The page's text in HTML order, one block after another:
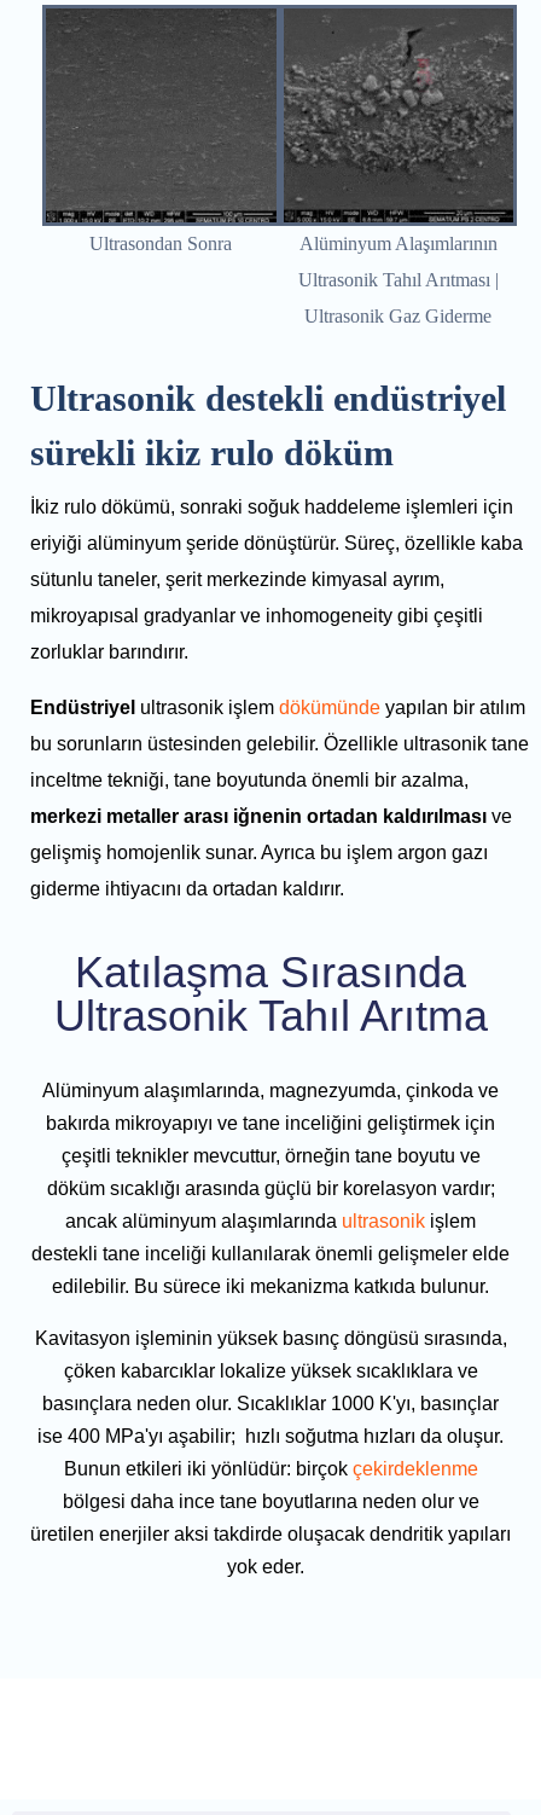
Katılaşma Sırasında
Ultrasonik Tahıl Arıtma
Alüminyum alaşımlarında, magnezyumda, çinkoda ve
bakırda mikroyapıyı ve tane inceliğini geliştirmek için
çeşitli teknikler mevcuttur, örneğin tane boyutu ve
döküm sıcaklığı arasında güçlü bir korelasyon vardır;
ancak alüminyum alaşımlarında ultrasonik işlem
destekli tane inceliği kullanılarak önemli gelişmeler elde
edilebilir. Bu sürece iki mekanizma katkıda bulunur.
Kavitasyon işleminin yüksek basınç döngüsü sırasında,
çöken kabarcıklar lokalize yüksek sıcaklıklara ve
basınçlara neden olur. Sıcaklıklar 1000 K'yı, basınçlar
ise 400 MPa'yı aşabilir; hızlı soğutma hızları da oluşur.
Bunun etkileri iki yönlüdür: birçok çekirdeklenme
bölgesi daha ince tane boyutlarına neden olur ve
üretilen enerjiler aksi takdirde oluşacak dendritik yapıları
yok eder.
Ultrasondan Sonra
Alüminyum Alaşımlarının
Ultrasonik Tahıl Arıtması |
Ultrasonik Gaz Giderme
Ultrasonik destekli endüstriyel
sürekli ikiz rulo döküm
İkiz rulo dökümü, sonraki soğuk haddeleme işlemleri için
eriyiği alüminyum şeride dönüştürür. Süreç, özellikle kaba
sütunlu taneler, şerit merkezinde kimyasal ayrım,
mikroyapısal gradyanlar ve inhomogeneity gibi çeşitli
zorluklar barındırır.
Endüstriyel ultrasonik işlem dökümünde yapılan bir atılım
bu sorunların üstesinden gelebilir. Özellikle ultrasonik tane
inceltme tekniği, tane boyutunda önemli bir azalma,
merkezi metaller arası iğnenin ortadan kaldırılması ve
gelişmiş homojenlik sunar. Ayrıca bu işlem argon gazı
giderme ihtiyacını da ortadan kaldırır.